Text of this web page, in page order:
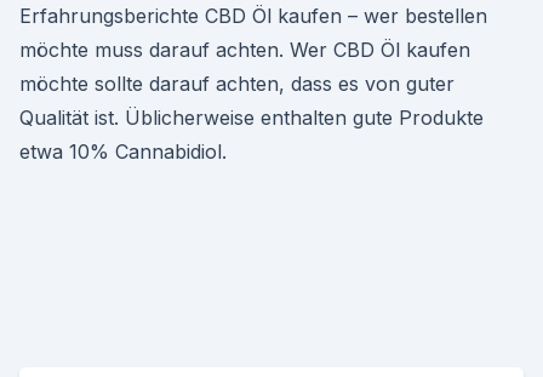
Erfahrungsberichte CBD Öl kaufen – wer bestellen
möchte muss darauf achten. Wer CBD Öl kaufen
möchte sollte darauf achten, dass es von guter
Qualität ist. Üblicherweise enthalten gute Produkte
etwa 10% Cannabidiol.